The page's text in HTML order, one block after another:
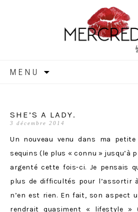
MENU
SHE’S A LADY.
3 décembre 2014
Un nouveau venu dans ma
sequins (le plus « connu » jusqu’à
argenté cette fois-ci. Je pensais
plus de difficultés pour l’assortir
n’en est rien. En fait, son aspect
rendrait quasiment « lifestyle »